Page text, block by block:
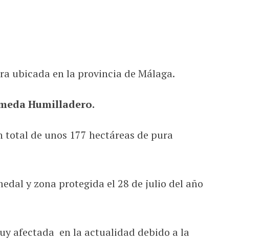
ubicada en la provincia de Málaga.
Humilladero.
de unos 177 hectáreas de pura
y zona protegida el 28 de julio del año
afectada en la actualidad debido a la